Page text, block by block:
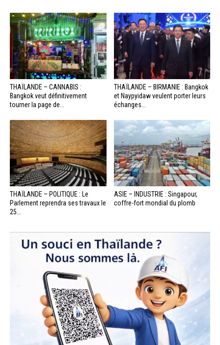
THAÏLANDE – CANNABIS :
Bangkok veut définitivement
tourner la page de...
THAÏLANDE – BIRMANIE : Bangkok
et Naypyidaw veulent porter leurs
échanges...
THAÏLANDE – POLITIQUE : Le
Parlement reprendra ses travaux le
25...
ASIE – INDUSTRIE : Singapour,
coffre-fort mondial du plomb